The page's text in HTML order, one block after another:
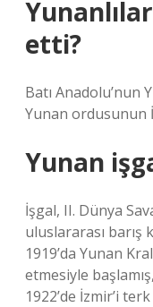
etti?
Batı Anadolu’nun
Yunan ordusunun
Yunan
İşgal, II. Dünya
uluslararası barış
1919’da Yunan
etmesiyle
1922’de İzmir’i